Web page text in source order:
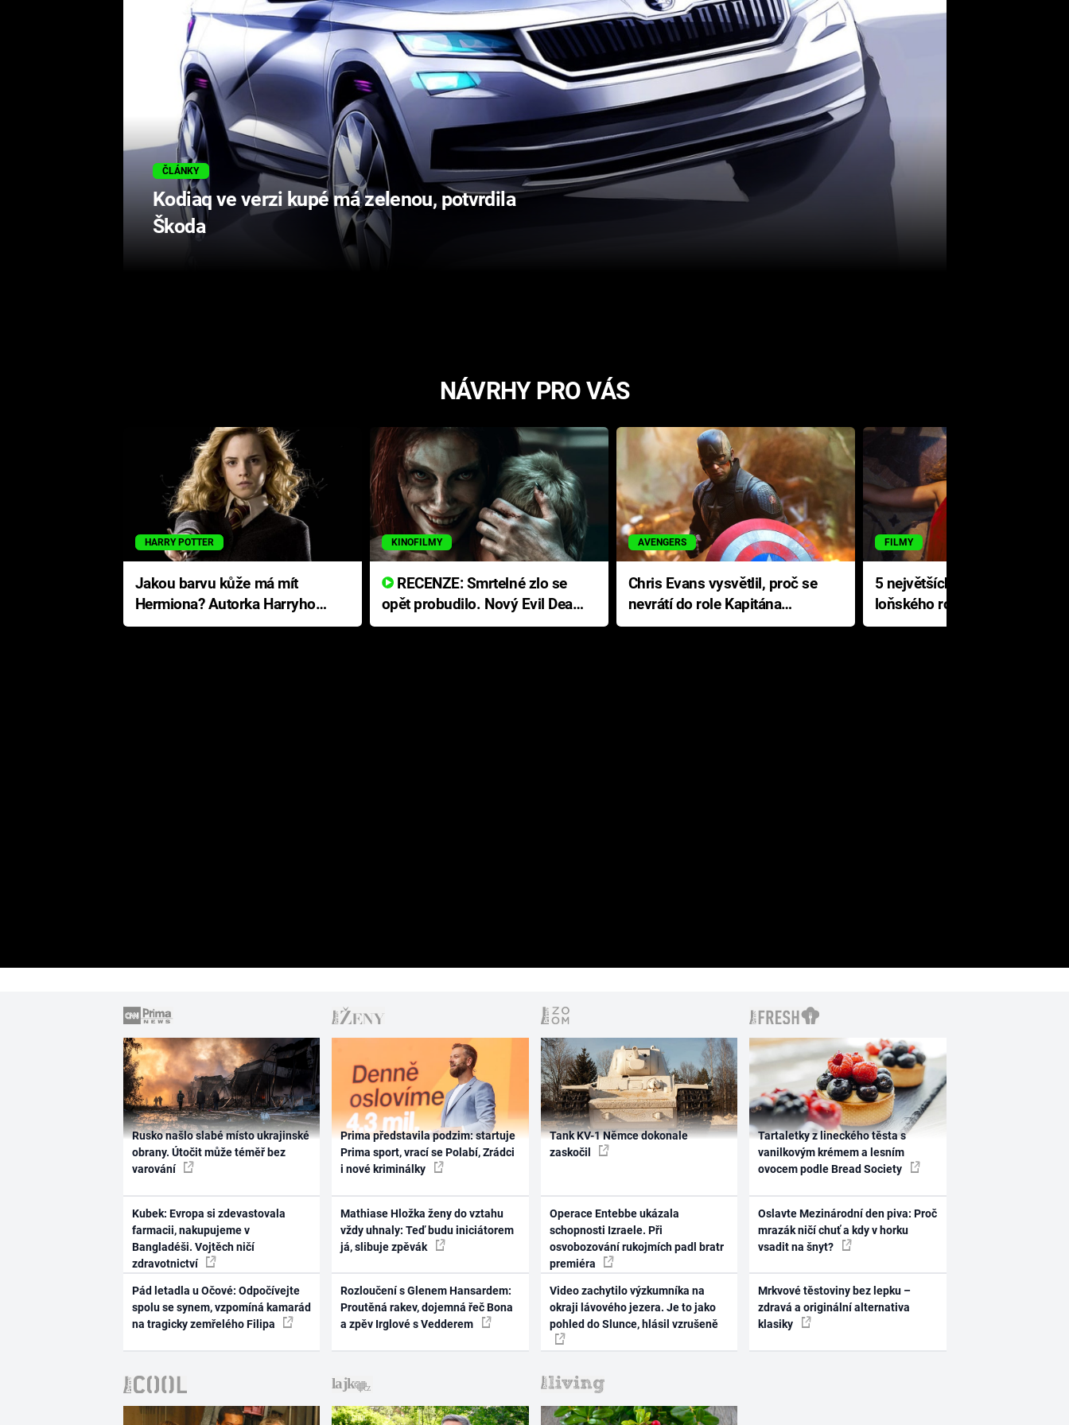
ČLÁNKY
Kodiaq ve verzi kupé má zelenou, potvrdila
Škoda
NÁVRHY PRO VÁS
HARRY POTTER
Jakou barvu kůže má mít
Hermiona? Autorka Harryho
Pottera přišla s ráznou
KINOFILMY
RECENZE: Smrtelné zlo se
opět probudilo. Nový Evil Dead
přichází s neodolatelnou
AVENGERS
Chris Evans vysvětlil, proč se
nevrátí do role Kapitána
Ameriky
FILMY
5 největších propadáků
loňského roku: Disney na
jediné katastrofě prodělal 200
Rusko našlo slabé místo ukrajinské
obrany. Útočit může téměř bez
varování
Kubek: Evropa si zdevastovala
farmacii, nakupujeme v
Bangladéši. Vojtěch ničí
zdravotnictví
Pád letadla u Očové: Odpočívejte
spolu se synem, vzpomíná kamarád
na tragicky zemřelého Filipa
Prima představila podzim: startuje
Prima sport, vrací se Polabí, Zrádci
i nové kriminálky
Mathiase Hložka ženy do vztahu
vždy uhnaly: Teď budu iniciátorem
já, slibuje zpěvák
Rozloučení s Glenem Hansardem:
Proutěná rakev, dojemná řeč Bona
a zpěv Irglové s Vedderem
Tank KV-1 Němce dokonale
zaskočil
Operace Entebbe ukázala
schopnosti Izraele. Při
osvobozování rukojmích padl bratr
premiéra
Video zachytilo výzkumníka na
okraji lávového jezera. Je to jako
pohled do Slunce, hlásil vzrušeně
Tartaletky z lineckého těsta s
vanilkovým krémem a lesním
ovocem podle Bread Society
Oslavte Mezinárodní den piva: Proč
mrazák ničí chuť a kdy v horku
vsadit na šnyt?
Mrkvové těstoviny bez lepku –
zdravá a originální alternativa
klasiky